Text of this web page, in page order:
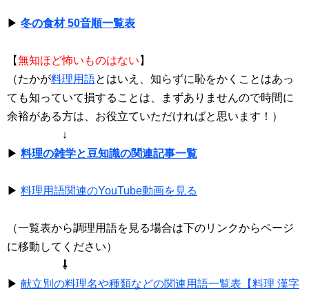
▶ 冬の食材 50音順一覧表
【無知ほど怖いものはない 】
（たかが料理用語とはいえ、知らずに恥をかくことはあっ
ても知っていて損することは、まずありませんので時間に
余裕がある方は、お役立ていただければと思います！）
↓
▶ 料理の雑学と豆知識の関連記事一覧
▶ 料理用語関連のYouTube動画を見る
（一覧表から調理用語を見る場合は下のリンクからページ
に移動してください）
⇩
▶ 献立別の料理名や種類などの関連用語一覧表【料理 漢字